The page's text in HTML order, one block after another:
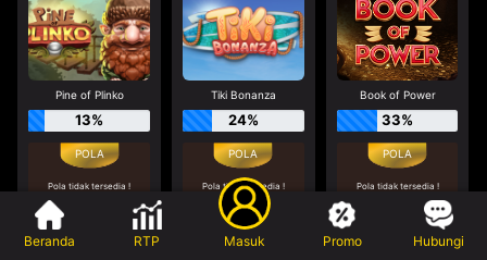
Pine of Plinko
13%
Pola tidak tersedia !
Tidak disarankan bermain
Tiki Bonanza
24%
Pola tidak tersedia !
Tidak disarankan bermain
di game ini
Book of Power
33%
Pola tidak tersedia !
Tidak disarankan bermain
Beranda RTP Masuk Promo Hubungi